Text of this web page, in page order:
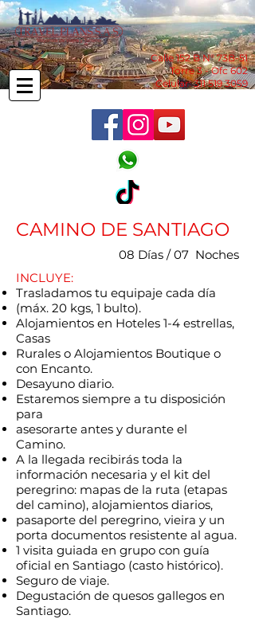
Calle 152 B N° 73B-51
Torre 3 - Ofc 602
Celular:311 519 3059
CAMINO DE SANTIAGO
08 Días / 07 Noches
INCLUYE:
Trasladamos tu equipaje cada día
(máx. 20 kgs, 1 bulto).
Alojamientos en Hoteles 1-4 estrellas,
Casas
Rurales o Alojamientos Boutique o
con Encanto.
Desayuno diario.
Estaremos siempre a tu disposición
para
asesorarte antes y durante el
Camino.
A la llegada recibirás toda la
información necesaria y el kit del
peregrino: mapas de la ruta (etapas
del camino), alojamientos diarios,
pasaporte del peregrino, vieira y un
porta documentos resistente al agua.
1 visita guiada en grupo con guía
oficial en Santiago (casto histórico).
Seguro de viaje.
Degustación de quesos gallegos en
Santiago.